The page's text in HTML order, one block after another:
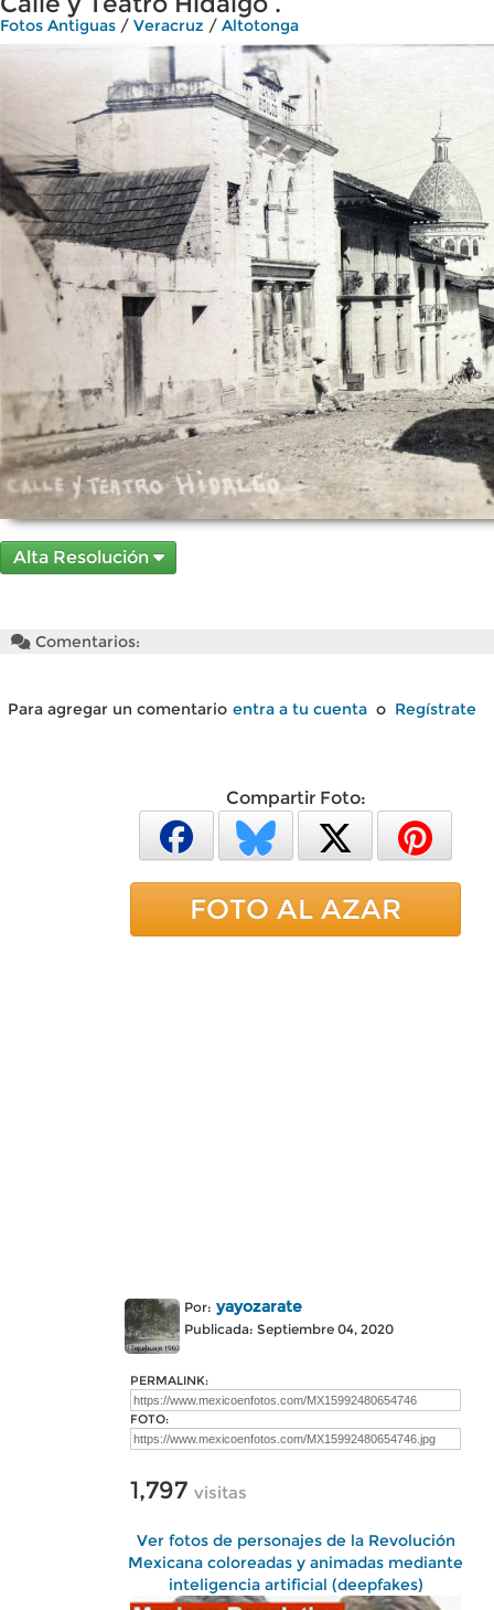
Fotos Antiguas / Veracruz / Altotonga
Alta Resolución
Comentarios:
Para agregar un comentario entra a tu cuenta o Regístrate
Compartir Foto:
FOTO AL AZAR
Por: yayozarate
Publicada: Septiembre 04, 2020
PERMALINK:
FOTO:
1,797 visitas
Ver fotos de personajes de la Revolución
Mexicana coloreadas y animadas mediante
inteligencia artificial (deepfakes)